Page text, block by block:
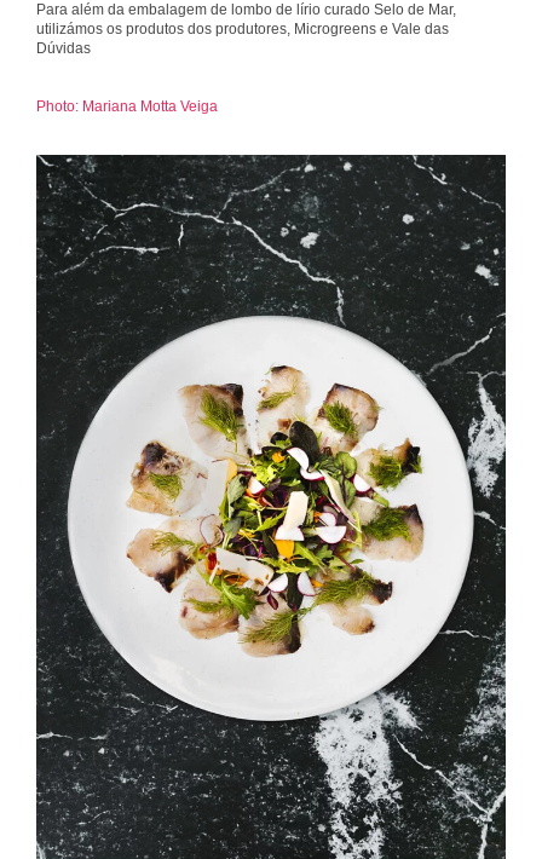
Para além da embalagem de lombo de lírio curado Selo de Mar,
utilizámos os produtos dos produtores, Microgreens e Vale das
Dúvidas
Photo: Mariana Motta Veiga